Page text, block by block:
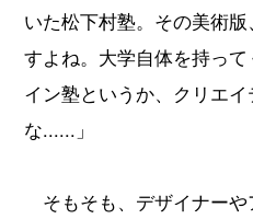
いた松下村塾。その美術
すよね。大学自体を持っ
イン塾というか、クリエ
な......」
そもそも、デザイナー